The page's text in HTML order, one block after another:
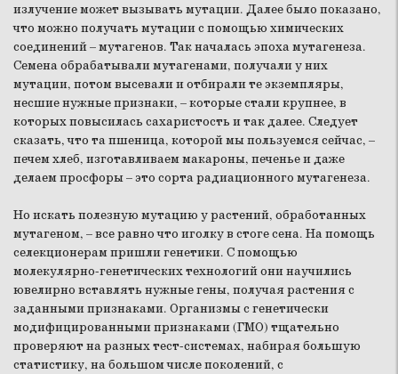
излучение может вызывать мутации. Далее было показано,
что можно получать мутации с помощью химических
соединений – мутагенов. Так началась эпоха мутагенеза.
Семена обрабатывали мутагенами, получали у них
мутации, потом высевали и отбирали те экземпляры,
несшие нужные признаки, – которые стали крупнее, в
которых повысилась сахаристость и так далее. Следует
сказать, что та пшеница, которой мы пользуемся сейчас, –
печем хлеб, изготавливаем макароны, печенье и даже
делаем просфоры – это сорта радиационного мутагенеза.
Но искать полезную мутацию у растений, обработанных
мутагеном, – все равно что иголку в стоге сена. На помощь
селекционерам пришли генетики. С помощью
молекулярно-генетических технологий они научились
ювелирно вставлять нужные гены, получая растения с
заданными признаками. Организмы с генетически
модифицированными признаками (ГМО) тщательно
проверяют на разных тест-системах, набирая большую
статистику, на большом числе поколений, с